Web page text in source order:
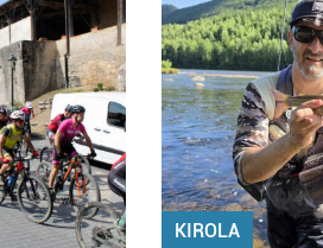
KIROLA